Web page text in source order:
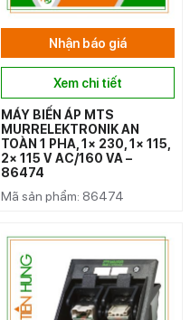
Nhận báo giá
Xem chi tiết
MÁY BIẾN ÁP MTS
MURRELEKTRONIK AN
TOÀN 1 PHA, 1× 230, 1× 115,
2× 115 V AC/160 VA –
86474
Mã sản phẩm: 86474